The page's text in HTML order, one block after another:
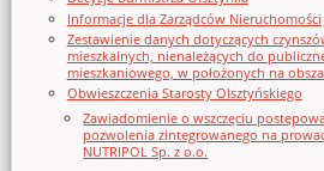
Informacje dla Zarządców Nieruchomości
Zestawienie danych dotyczących
mieszkalnych, nienależących do
mieszkaniowego, w położonych na
Obwieszczenia Starosty Olsztyńskiego
Zawiadomienie o wszczęciu
pozwolenia zintegrowanego na
NUTRIPOL Sp. z o.o.